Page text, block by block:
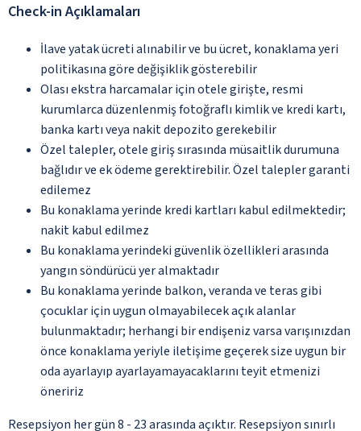
Check-in Açıklamaları
İlave yatak ücreti alınabilir ve bu ücret, konaklama yeri
politikasına göre değişiklik gösterebilir
Olası ekstra harcamalar için otele girişte, resmi
kurumlarca düzenlenmiş fotoğraflı kimlik ve kredi kartı,
banka kartı veya nakit depozito gerekebilir
Özel talepler, otele giriş sırasında müsaitlik durumuna
bağlıdır ve ek ödeme gerektirebilir. Özel talepler garanti
edilemez
Bu konaklama yerinde kredi kartları kabul edilmektedir;
nakit kabul edilmez
Bu konaklama yerindeki güvenlik özellikleri arasında
yangın söndürücü yer almaktadır
Bu konaklama yerinde balkon, veranda ve teras gibi
çocuklar için uygun olmayabilecek açık alanlar
bulunmaktadır; herhangi bir endişeniz varsa varışınızdan
önce konaklama yeriyle iletişime geçerek size uygun bir
oda ayarlayıp ayarlayamayacaklarını teyit etmenizi
öneririz
Resepsiyon her gün 8 - 23 arasında açıktır. Resepsiyon sınırlı